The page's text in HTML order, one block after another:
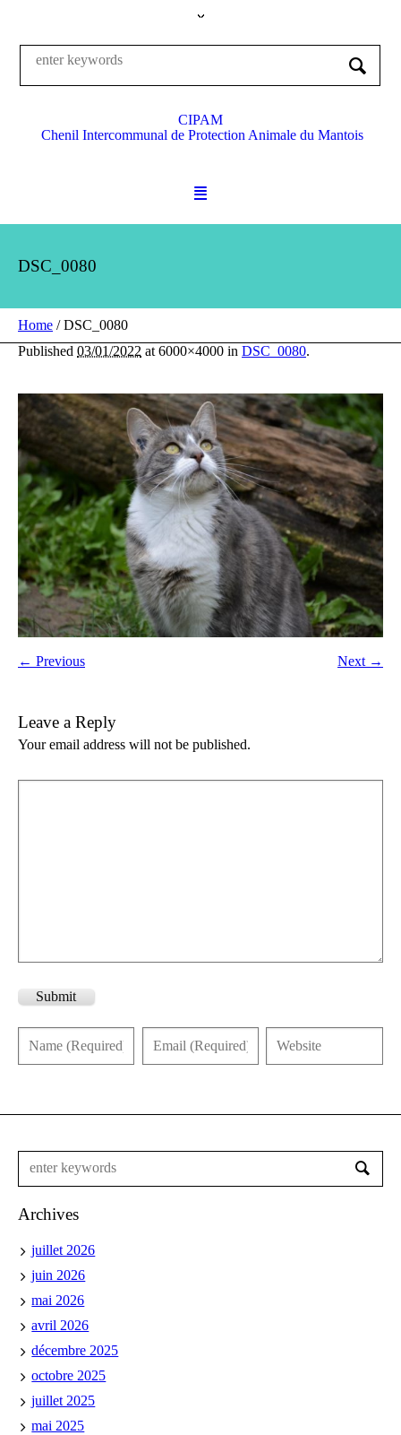
CIPAM
Chenil Intercommunal de Protection Animale du Mantois
DSC_0080
Home /DSC_0080
Published 03/01/2022 at 6000×4000 in DSC_0080.
← Previous Next →
Leave a Reply
Your email address will not be published.
Submit
Archives
juillet 2026
juin 2026
mai 2026
avril 2026
décembre 2025
octobre 2025
juillet 2025
mai 2025